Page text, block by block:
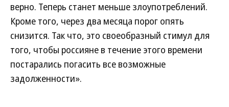
верно. Теперь станет меньше злоупотреблений.
Кроме того, через два месяца порог опять
снизится. Так что, это своеобразный стимул для
того, чтобы россияне в течение этого времени
постарались погасить все возможные
задолженности».